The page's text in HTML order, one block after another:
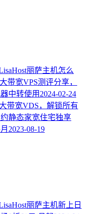
丽萨主机怎么
带宽VPS测评分享，
中转使用 2024-02-24
带宽VDS，解锁所有
静态家宽住宅独享
2023-08-19
丽萨主机新上日